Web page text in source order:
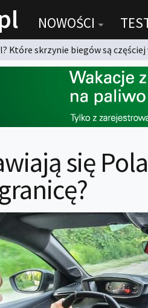
NOWOŚCI
Które skrzynie biegów są częściej
się